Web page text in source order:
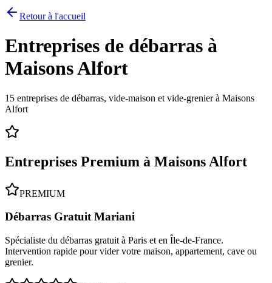
Retour à l'accueil
Entreprises de débarras à
Maisons Alfort
15 entreprises de débarras, vide-maison et vide-grenier à Maisons
Alfort
Entreprises Premium à Maisons Alfort
PREMIUM
Débarras Gratuit Mariani
Spécialiste du débarras gratuit à Paris et en Île-de-France.
Intervention rapide pour vider votre maison, appartement, cave ou
grenier.